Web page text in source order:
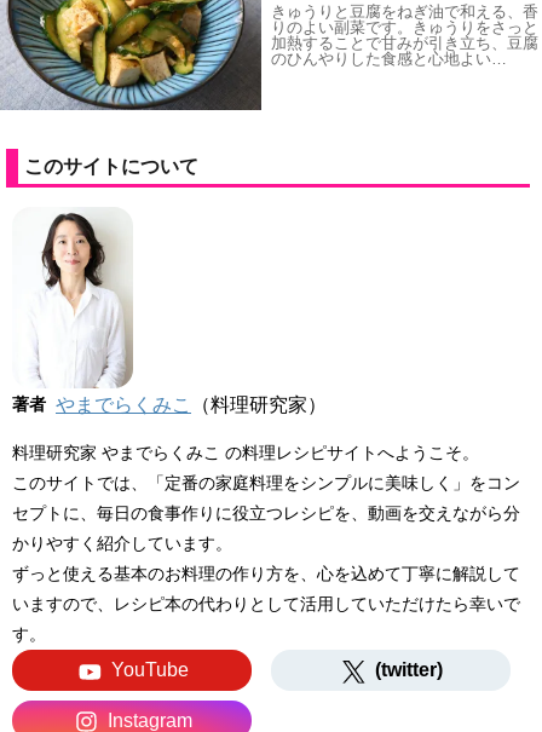
きゅうりと豆腐をねぎ油で和える、香
りのよい副菜です。きゅうりをさっと
加熱することで甘みが引き立ち、豆腐
のひんやりした食感と心地よい…
このサイトについて
著者 やまでらくみこ （料理研究家）
料理研究家 やまでらくみこ の料理レシピサイトへようこそ。
このサイトでは、「定番の家庭料理をシンプルに美味しく」をコン
セプトに、毎日の食事作りに役立つレシピを、動画を交えながら分
かりやすく紹介しています。
ずっと使える基本のお料理の作り方を、心を込めて丁寧に解説して
いますので、レシピ本の代わりとして活用していただけたら幸いで
す。
YouTube (twitter)
Instagram